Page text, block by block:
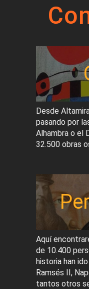
Desde
pasando por
Alhambra o el
32.500 obras
Aquí
de 10.400
historia han
Ramsés II,
tantos otros